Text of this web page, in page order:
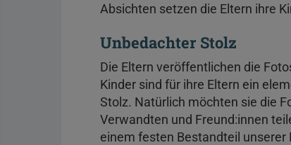
Absichten setzen die Eltern ihre
Unbedachter Stolz
Die Eltern veröffentlichen die
Kinder sind für ihre Eltern ein
Stolz. Natürlich möchten sie die
Verwandten und Freund:innen
einem festen Bestandteil